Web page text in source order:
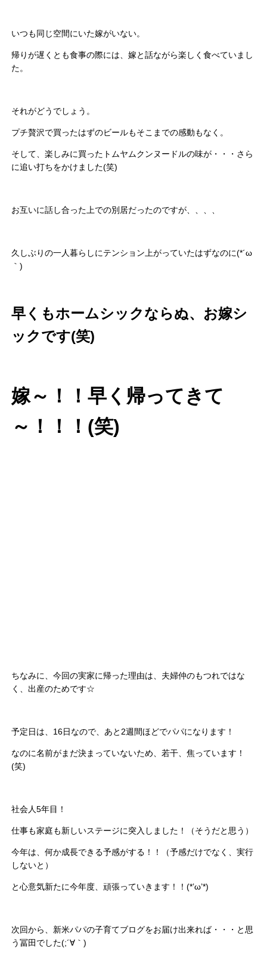
いつも同じ空間にいた嫁がいない。
帰りが遅くとも食事の際には、嫁と話ながら楽しく食べていまし
た。
それがどうでしょう。
プチ贅沢で買ったはずのビールもそこまでの感動もなく。
そして、楽しみに買ったトムヤムクンヌードルの味が・・・さら
に追い打ちをかけました(笑)
お互いに話し合った上での別居だったのですが、、、、
久しぶりの一人暮らしにテンション上がっていたはずなのに(*´ω
｀)
早くもホームシックならぬ、お嫁シ
ックです(笑)
嫁～！！早く帰ってきて
～！！！(笑)
ちなみに、今回の実家に帰った理由は、夫婦仲のもつれではな
く、出産のためです☆
予定日は、16日なので、あと2週間ほどでパパになります！
なのに名前がまだ決まっていないため、若干、焦っています！
(笑)
社会人5年目！
仕事も家庭も新しいステージに突入しました！（そうだと思う）
今年は、何か成長できる予感がする！！（予感だけでなく、実行
しないと）
と心意気新たに今年度、頑張っていきます！！(*’ω’*)
次回から、新米パパの子育てブログをお届け出来れば・・・と思
う冨田でした(;´∀｀)